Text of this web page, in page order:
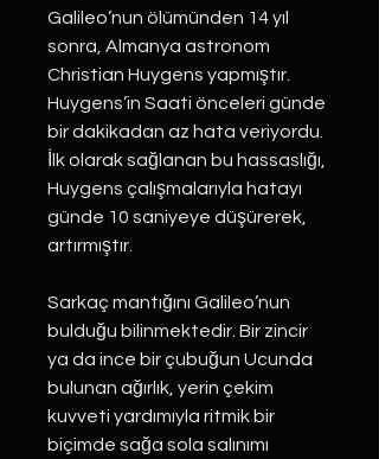
Galileo’nun ölümünden 14 yıl
sonra, Almanya astronom
Christian Huygens yapmıştır.
Huygens’in Saati önceleri günde
bir dakikadan az hata veriyordu.
İlk olarak sağlanan bu hassaslığı,
Huygens çalışmalarıyla hatayı
günde 10 saniyeye düşürerek,
artırmıştır.
Sarkaç mantığını Galileo’nun
bulduğu bilinmektedir. Bir zincir
ya da ince bir çubuğun Ucunda
bulunan ağırlık, yerin çekim
kuvveti yardımıyla ritmik bir
biçimde sağa sola salınımı